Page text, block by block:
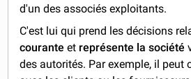
d'un des associés exploitants.
C'est lui qui prend les décisions
couranteet représente la société
des autorités. Par exemple, il peut